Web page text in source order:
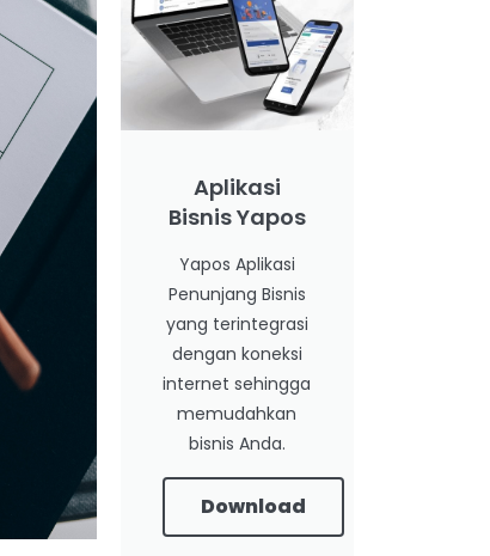
Aplikasi
Bisnis Yapos
Yapos Aplikasi
Penunjang Bisnis
yang terintegrasi
dengan koneksi
internet sehingga
memudahkan
bisnis Anda.
Download